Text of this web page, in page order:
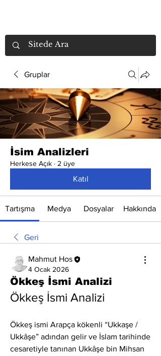
Gruplar
İsim Analizleri
Herkese Açık · 2 üye
Katıl
Tartışma Medya Dosyalar Hakkında
Geri
Mahmut Hos
4 Ocak 2026
Ökkeş İsmi Analizi
Ökkeş İsmi Analizi
Ökkeş ismi Arapça kökenli “Ukkaşe /
Ukkâşe” adından gelir ve İslam tarihinde
cesaretiyle tanınan Ukkâşe bin Mihsan